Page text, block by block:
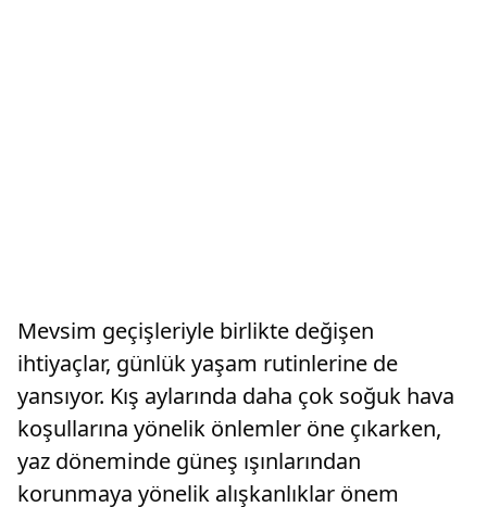
Mevsim geçişleriyle birlikte değişen
ihtiyaçlar, günlük yaşam rutinlerine de
yansıyor. Kış aylarında daha çok soğuk hava
koşullarına yönelik önlemler öne çıkarken,
yaz döneminde güneş ışınlarından
korunmaya yönelik alışkanlıklar önem